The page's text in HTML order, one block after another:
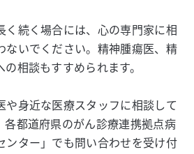
く続く場合には、心の専門家に相
ないでください。精神腫瘍医、精
相談もすすめられます。
や身近な医療スタッフに相談して
各都道府県のがん診療連携拠点病
ンター」でも問い合わせを受け付